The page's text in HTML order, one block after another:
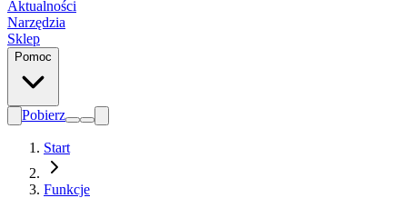
Aktualności
Narzędzia
Sklep
Pomoc
Pobierz
Start
Funkcje